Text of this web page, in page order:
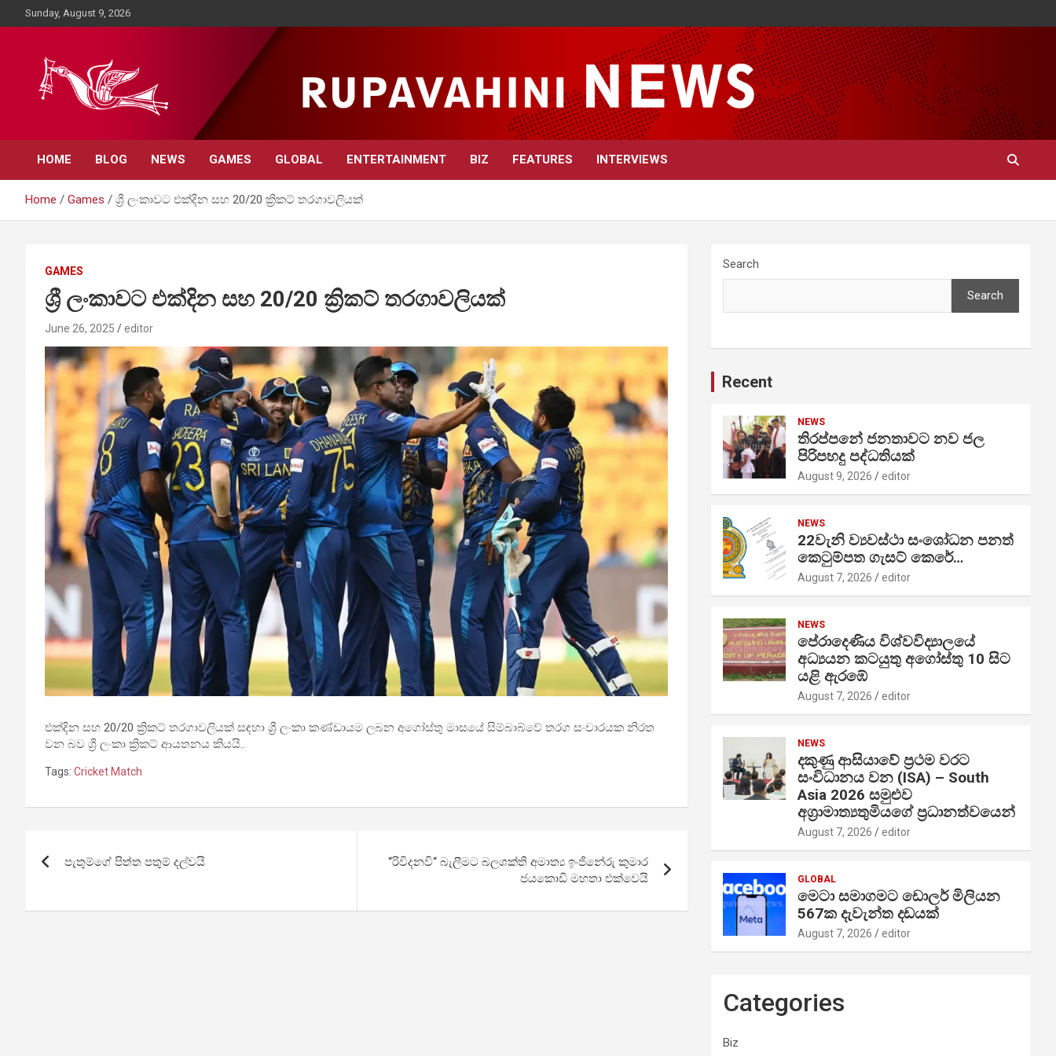
to
Sunday, August 9, 2026
Rupavahini News
HOME BLOG NEWS GAMES GLOBAL ENTERTAINMENT BIZ FEATURES INTERVIEWS
Home Games ශ්‍රී ලංකාවට එක්දින සහ 20/20 ක්‍රිකට් තරගාවලියක්
GAMES
ශ්‍රී ලංකාවට එක්දින සහ 20/20 ක්‍රිකට් තරගාවලියක්
June 26, 2025 editor
එක්දින සහ 20/20 ක්‍රිකට් තරගාවලියක් සඳහා ශ්‍රී ලංකා කණ්ඩායම ලබන අගෝස්තු මාසයේ සිම්බාබ්වේ තරග සංචාරයක නිරත
වන බව ශ්‍රී ලංකා ක්‍රිකට් ආයතනය කියයි..
Tags: Cricket Match
navigation
පැතුම්ගේ පිත්ත පතුම් දල්වයි
“රිවිදනවි“ බැලීමට බලශක්ති අමාත්‍ය ඉංජිනේරු කුමාර
ජයකොඩි මහතා එක්වෙයි
Search
Search
Recent
NEWS
තිරප්පනේ ජනතාවට නව ජල
පිරිපහදු පද්ධතියක්
August 9, 2026 editor
NEWS
22වැනි ව්‍යවස්ථා සංශෝධන පනත්
කෙටුම්පත ගැසට් කෙරේ…
August 7, 2026 editor
NEWS
පේරාදෙණිය විශ්වවිද්‍යාලයේ
අධ්‍යයන කටයුතු අගෝස්තු 10 සිට
යළි ඇරඹේ
August 7, 2026 editor
NEWS
දකුණු ආසියාවේ ප්‍රථම වරට
සංවිධානය වන (ISA) – South
Asia 2026 සමුළුව
අග්‍රාමාත්‍යතුමියගේ ප්‍රධානත්වයෙන්
August 7, 2026 editor
GLOBAL
මෙටා සමාගමට ඩොලර් මිලියන
567ක දැවැන්ත දඩයක්
August 7, 2026 editor
Categories
Biz